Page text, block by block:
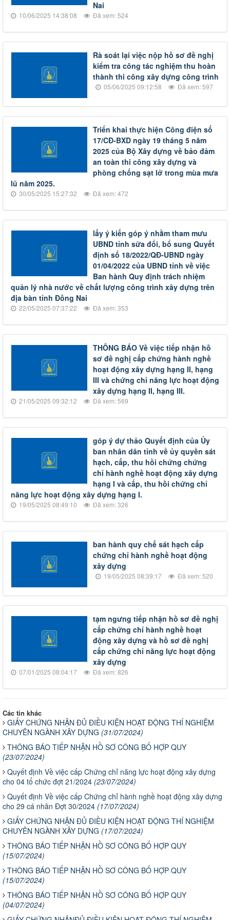
Nai
10/06/2025 14:38:08 Đã xem: 524
Rà soát lại việc nộp hồ sơ đề nghị
kiểm tra công tác nghiệm thu hoàn
thành thi công xây dựng công trình
05/06/2025 09:12:58 Đã xem: 597
Triển khai thực hiện Công điện số
17/CĐ-BXD ngày 19 tháng 5 năm
2025 của Bộ Xây dựng về bảo đảm
an toàn thi công xây dựng và
phòng chống sạt lở trong mùa mưa
lũ năm 2025.
30/05/2025 15:27:32 Đã xem: 472
lấy ý kiến góp ý nhằm tham mưu
UBND tỉnh sửa đổi, bổ sung Quyết
định số 18/2022/QĐ-UBND ngày
01/04/2022 của UBND tỉnh về việc
Ban hành Quy định trách nhiệm
quản lý nhà nước về chất lượng công trình xây dựng trên
địa bàn tỉnh Đồng Nai
22/05/2025 07:37:22 Đã xem: 353
THÔNG BÁO Về việc tiếp nhận hồ
sơ đề nghị cấp chứng hành nghề
hoạt động xây dựng hạng II, hạng
III và chứng chỉ năng lực hoạt động
xây dựng hạng II, hạng III.
21/05/2025 09:32:12 Đã xem: 569
góp ý dự thảo Quyết định của Ủy
ban nhân dân tỉnh về ủy quyền sát
hạch, cấp, thu hồi chứng chứng
chỉ hành nghề hoạt động xây dựng
hạng I và cấp, thu hồi chứng chỉ
năng lực hoạt động xây dựng hạng I.
19/05/2025 08:49:10 Đã xem: 326
ban hành quy chế sát hạch cấp
chứng chỉ hành nghề hoạt động
xây dựng
19/05/2025 08:39:17 Đã xem: 520
tạm ngưng tiếp nhận hồ sơ đề nghị
cấp chứng chỉ hành nghề hoạt
động xây dựng và hồ sơ đề nghị
cấp chứng chỉ năng lực hoạt động
xây dựng
07/01/2025 08:04:17 Đã xem: 826
Các tin khác
GIẤY CHỨNG NHẬN ĐỦ ĐIỀU KIỆN HOẠT ĐỘNG THÍ NGHIỆM
CHUYÊN NGÀNH XÂY DỰNG (31/07/2024)
THÔNG BÁO TIẾP NHẬN HỒ SƠ CÔNG BỐ HỢP QUY
(23/07/2024)
Quyết định Về việc cấp Chứng chỉ năng lực hoạt động xây dựng
cho 04 tổ chức đợt 21/2024 (23/07/2024)
Quyết định Về việc cấp Chứng chỉ hành nghề hoạt động xây dựng
cho 29 cá nhân Đợt 30/2024 (17/07/2024)
GIẤY CHỨNG NHẬN ĐỦ ĐIỀU KIỆN HOẠT ĐỘNG THÍ NGHIỆM
CHUYÊN NGÀNH XÂY DỰNG (17/07/2024)
THÔNG BÁO TIẾP NHẬN HỒ SƠ CÔNG BỐ HỢP QUY
(15/07/2024)
THÔNG BÁO TIẾP NHẬN HỒ SƠ CÔNG BỐ HỢP QUY
(15/07/2024)
THÔNG BÁO TIẾP NHẬN HỒ SƠ CÔNG BỐ HỢP QUY
(04/07/2024)